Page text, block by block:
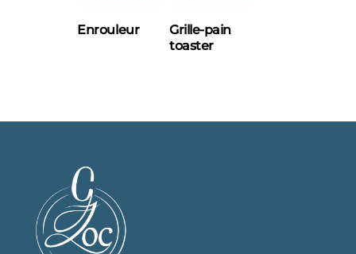
Enrouleur
Grille-pain
toaster